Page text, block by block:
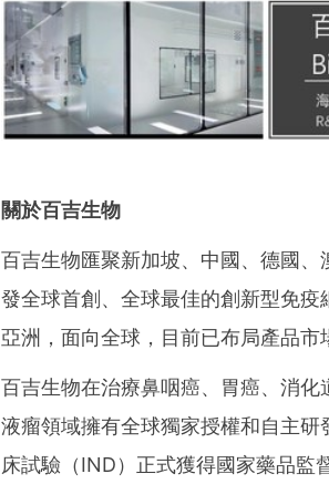
關於百吉生物
百吉生物匯聚新加坡、中國、德國
發全球首創、全球最佳的創新型免
亞洲，面向全球，目前已布局產品市
百吉生物在治療鼻咽癌、胃癌、消
液瘤領域擁有全球獨家授權和自主
床試驗（IND）正式獲得國家藥品監